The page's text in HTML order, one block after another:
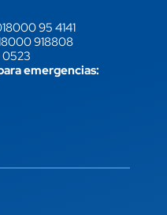
95 4141
918808
0523
emergencias: